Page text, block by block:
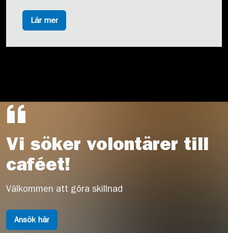
Lär mer
Vi söker volontärer till
caféet!
Välkommen att göra skillnad
Ansök här